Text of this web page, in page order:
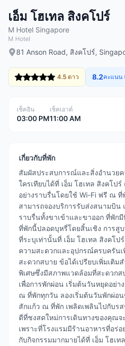
เอ็ม โฮเทล สิงคโปร์
M Hotel Singapore
M Hotel
81 Anson Road, สิงคโปร์,
4.5 ดาว 8.2คะแนน
เช็คอิน
03:00 PM
เช็คเอาต์
11:00 AM
เกี่ยวกับที่พัก
สัมผัสประสบการณ์และสิ่งอำนวย
ใครเทียบได้ที่ เอ็ม โฮเทล สิงคโป
อย่างราบรื่นโดยใช้ Wi-Fi ฟรี ณ
สามารถจองบริการรับส่งสนามบิน
ราบรื่นทั้งขาเข้าและขาออก ที่พัก
ที่พักนี้ปลอดบุหรี่โดยสิ้นเชิง การสู
ที่ระบุเท่านั้นที่ เอ็ม โฮเทล สิงคโป
ความสะดวกและอุปกรณ์ครบครันเ
สะดวกสบาย ข้อได้เปรียบเพิ่มเติม
พิเศษซึ่งมีสภาพแวดล้อมที่สะดวกส
เพื่อการพักผ่อน เริ่มต้นวันหยุดอย่
ณ ที่พักทุกวัน ลองเริ่มต้นวันพักผ่อ
สักแก้ว ณ ที่พัก เพลิดเพลินไปกับ
ดีที่ชงสดใหม่การเดินทางของคุณจ
เพราะที่โรงแรมมีร้านอาหารที่อร่
กับกิจกรรมมากมายได้ที่ เอ็ม โฮเท